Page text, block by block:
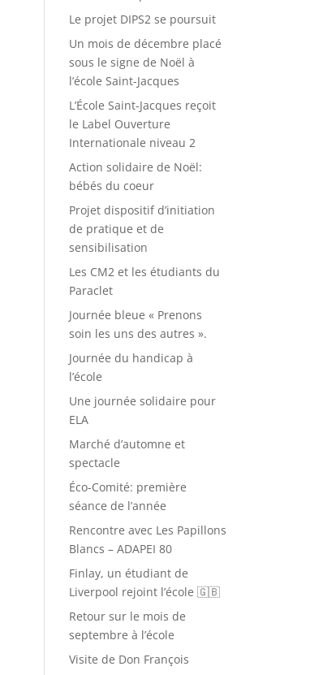
Le projet DIPS2 se poursuit
Un mois de décembre placé
sous le signe de Noël à
l’école Saint-Jacques
L’École Saint-Jacques reçoit
le Label Ouverture
Internationale niveau 2
Action solidaire de Noël:
bébés du coeur
Projet dispositif d’initiation
de pratique et de
sensibilisation
Les CM2 et les étudiants du
Paraclet
Journée bleue « Prenons
soin les uns des autres ».
Journée du handicap à
l’école
Une journée solidaire pour
ELA
Marché d’automne et
spectacle
Éco-Comité: première
séance de l’année
Rencontre avec Les Papillons
Blancs – ADAPEI 80
Finlay, un étudiant de
Liverpool rejoint l’école 🇬🇧
Retour sur le mois de
septembre à l’école
Visite de Don François